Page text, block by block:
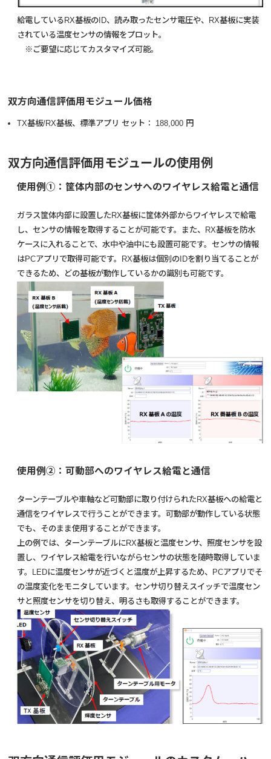
給電しているRX基板のID、読み取ったセンサ電圧や、RX基板に実装
されている温度センサの情報をプロット。
※ご要望に応じてカスタマイズ可能。
双方向通信評価用モジュール価格
TX基板/RX基板、標準アプリ セット： 188,000 円
双方向通信評価用モジュールの使用例
使用例①：筐体内部のセンサへのワイヤレス給電と通信
ガラス筐体内部に設置したRX基板に筐体外部からワイヤレスで給電
し、センサの情報を取得することが可能です。また、RX基板を防水
ケースに入れることで、水中や油中にも設置可能です。センサの情報
はPCアプリで取得可能です。RX基板は個別のIDを割り当てることが
できるため、どの基板が動作しているかの識別も可能です。
使用例②：可動部へのワイヤレス給電と通信
ターンテーブルや車軸など可動部に取り付けられたRX基板への給電と
通信をワイヤレスで行うことができます。可動部が動作している状態
でも、そのまま使用することができます。
上の例では、ターンテーブルにRX基板と温度センサ、照度センサを設
置し、ワイヤレス給電を行いながらセンサの状態を随時取得していま
す。LEDに温度センサが近づくと温度が上昇するため、PCアプリでそ
の温度変化をモニタしています。センサ切り替えスイッチで温度セン
サと照度センサを切り替え、明るさも取得することができます。